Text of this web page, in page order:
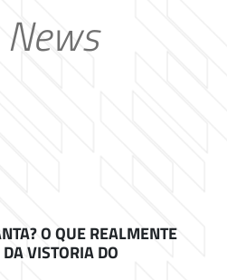
News
O QUE REALMENTE
VISTORIA DO